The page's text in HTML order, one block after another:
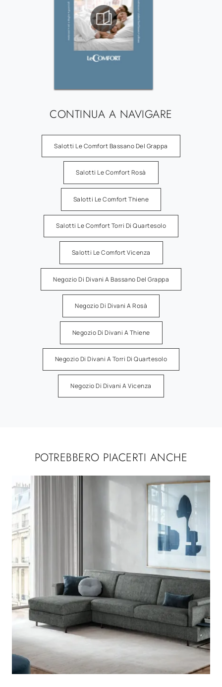
CONTINUA A NAVIGARE
Salotti Le Comfort Bassano Del Grappa
Salotti Le Comfort Rosà
Salotti Le Comfort Thiene
Salotti Le Comfort Torri Di Quartesolo
Salotti Le Comfort Vicenza
Negozio Di Divani A Bassano Del Grappa
Negozio Di Divani A Rosà
Negozio Di Divani A Thiene
Negozio Di Divani A Torri Di Quartesolo
Negozio Di Divani A Vicenza
POTREBBERO PIACERTI ANCHE